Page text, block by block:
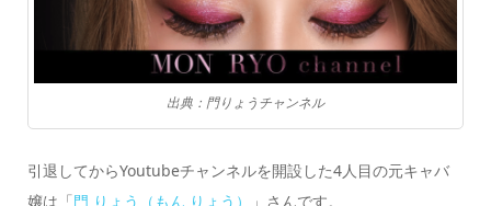
出典：門りょうチャンネル
引退してからYoutubeチャンネルを開設した4人目の元キャバ
嬢は「門 りょう（もん りょう） 」さんです。